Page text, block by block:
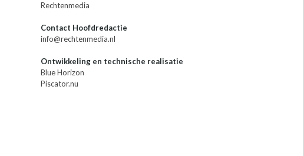
Rechtenmedia
Contact Hoofdredactie
info@rechtenmedia.nl
Ontwikkeling en technische realisatie
Blue Horizon
Piscator.nu